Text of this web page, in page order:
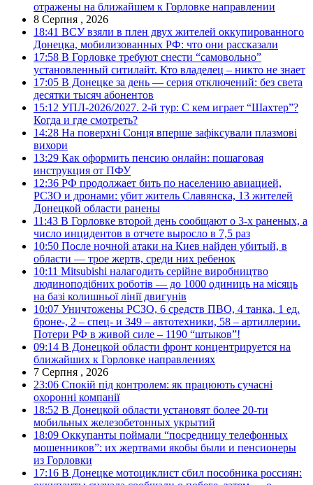
отражены на ближайшем к Горловке направлении
8 Серпня , 2026
18:41 ВСУ взяли в плен двух жителей оккупированного
Донецка, мобилизованных РФ: что они рассказали
17:58 В Горловке требуют снести “самовольно”
установленный ситилайт. Кто владелец – никто не знает
17:05 В Донецке за день — серия отключений: без света
десятки тысяч абонентов
15:12 УПЛ-2026/2027. 2-й тур: С кем играет “Шахтер”?
Когда и где смотреть?
14:28 На поверхні Сонця вперше зафіксували плазмові
вихори
13:29 Как оформить пенсию онлайн: пошаговая
инструкция от ПФУ
12:36 РФ продолжает бить по населению авиацией,
РСЗО и дронами: убит житель Славянска, 13 жителей
Донецкой области ранены
11:43 В Горловке второй день сообщают о 3-х раненых, а
число инцидентов в отчете выросло в 7,5 раз
10:50 После ночной атаки на Киев найден убитый, в
области — трое жертв, среди них ребенок
10:11 Mitsubishi налагодить серійне виробництво
людиноподібних роботів — до 1000 одиниць на місяць
на базі колишньої лінії двигунів
10:07 Уничтожены РСЗО, 6 средств ПВО, 4 танка, 1 ед.
броне-, 2 – спец- и 349 – автотехники, 58 – артиллерии.
Потери РФ в живой силе – 1190 “штыков”!
09:14 В Донецкой области фронт концентрируется на
ближайших к Горловке направлениях
7 Серпня , 2026
23:06 Спокій під контролем: як працюють сучасні
охоронні компанії
18:52 В Донецкой области установят более 20-ти
мобильных железобетонных укрытий
18:09 Оккупанты поймали “посредницу телефонных
мошенников”: их жертвами якобы были и пенсионеры
из Горловки
17:16 В Донецке мотоциклист сбил пособника россиян: